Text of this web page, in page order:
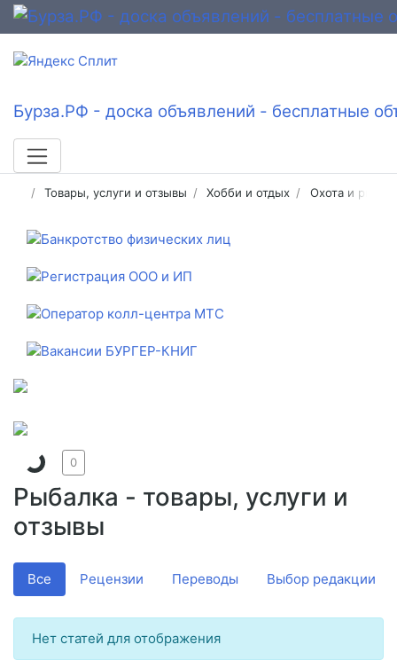
Бурза.РФ - доска объявлений - бесплатные
Товары, услуги и отзывы Хобби и отдых Охота и
Рыбалка - товары, услуги и
отзывы
0
Все Рецензии Переводы Выбор редакции
Нет статей для отображения